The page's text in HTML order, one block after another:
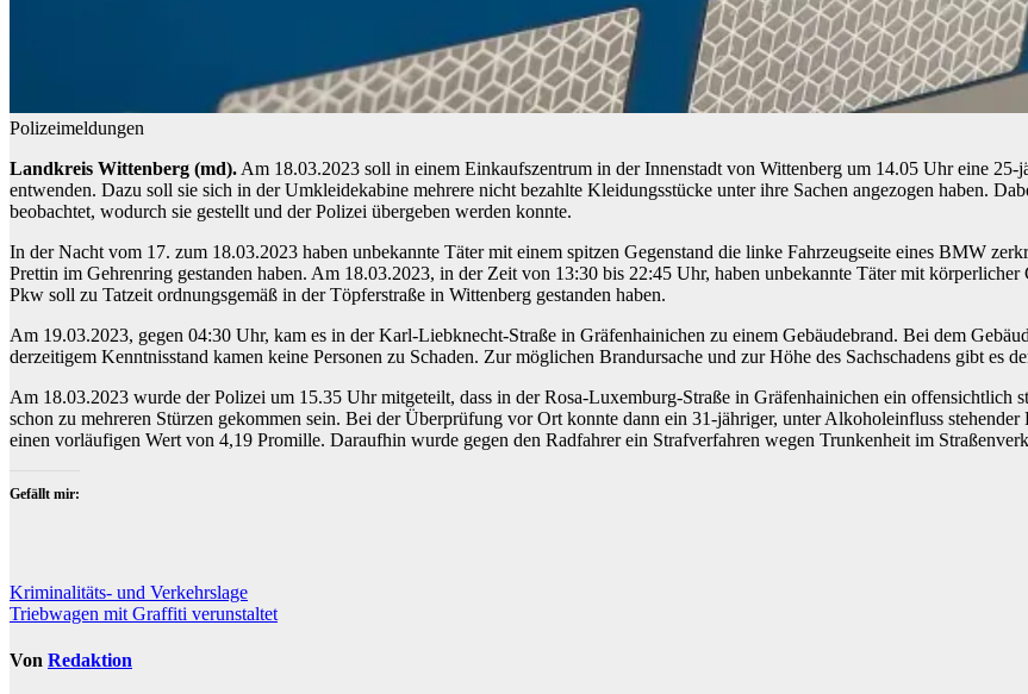
Polizeimeldungen
Landkreis Wittenberg (md). Am 18.03.2023 soll in einem Einkaufszentrum in der Innenstadt von Wittenberg um 14.05 Uhr eine
entwenden. Dazu soll sie sich in der Umkleidekabine mehrere nicht bezahlte Kleidungsstücke unter ihre Sachen angezogen haben.
beobachtet, wodurch sie gestellt und der Polizei übergeben werden konnte.
In der Nacht vom 17. zum 18.03.2023 haben unbekannte Täter mit einem spitzen Gegenstand die linke Fahrzeugseite eines BMW
Prettin im Gehrenring gestanden haben. Am 18.03.2023, in der Zeit von 13:30 bis 22:45 Uhr, haben unbekannte Täter mit
Pkw soll zu Tatzeit ordnungsgemäß in der Töpferstraße in Wittenberg gestanden haben.
Am 19.03.2023, gegen 04:30 Uhr, kam es in der Karl-Liebknecht-Straße in Gräfenhainichen zu einem Gebäudebrand. Bei dem
derzeitigem Kenntnisstand kamen keine Personen zu Schaden. Zur möglichen Brandursache und zur Höhe des Sachschadens gibt es
Am 18.03.2023 wurde der Polizei um 15.35 Uhr mitgeteilt, dass in der Rosa-Luxemburg-Straße in Gräfenhainichen ein offensichtlich
schon zu mehreren Stürzen gekommen sein. Bei der Überprüfung vor Ort konnte dann ein 31-jähriger, unter Alkoholeinfluss
einen vorläufigen Wert von 4,19 Promille. Daraufhin wurde gegen den Radfahrer ein Strafverfahren wegen Trunkenheit im
Gefällt mir:
Beitragsnavigation
Kriminalitäts- und Verkehrslage
Triebwagen mit Graffiti verunstaltet
Von Redaktion